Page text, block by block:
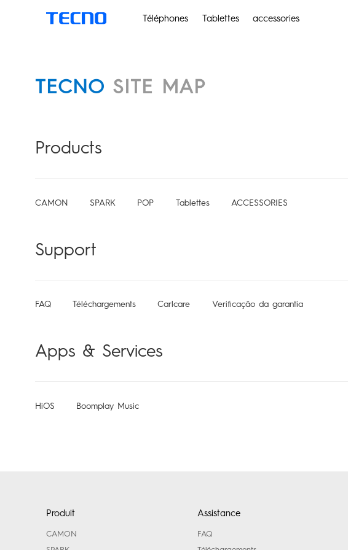
Téléphones Tablettes accessories
TECNO SITE MAP
Products
CAMON SPARK POP Tablettes ACCESSORIES
Support
FAQ Téléchargements Carlcare Verificação da garantia
Apps & Services
HiOS Boomplay Music
Produit
CAMON
Assistance
FAQ